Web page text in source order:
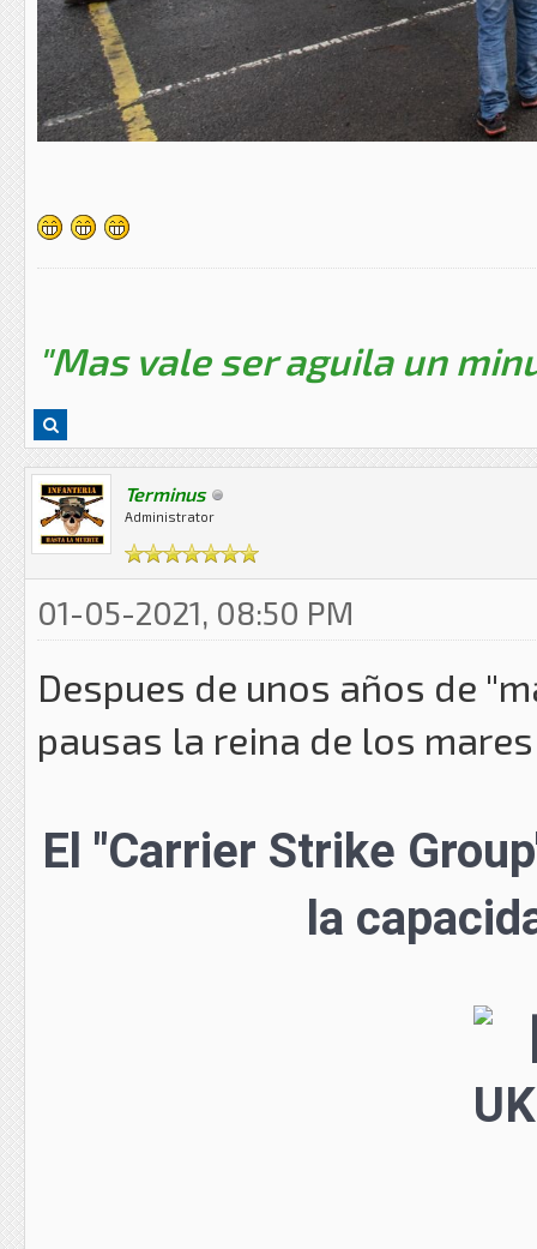
"Mas vale ser aguila un
Terminus
Administrator
01-05-2021, 08:50 PM
Despues de unos años de
pausas la reina de los mares
El "Carrier Strike
la